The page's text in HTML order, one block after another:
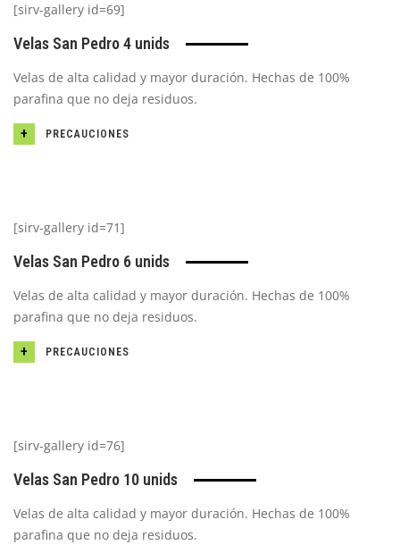
[sirv-gallery id=69]
Velas San Pedro 4 unids
Velas de alta calidad y mayor duración. Hechas de 100%
parafina que no deja residuos.
PRECAUCIONES
[sirv-gallery id=71]
Velas San Pedro 6 unids
Velas de alta calidad y mayor duración. Hechas de 100%
parafina que no deja residuos.
PRECAUCIONES
[sirv-gallery id=76]
Velas San Pedro 10 unids
Velas de alta calidad y mayor duración. Hechas de 100%
parafina que no deja residuos.